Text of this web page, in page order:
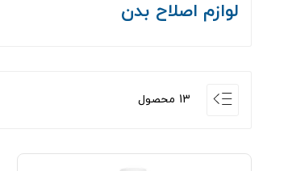
لوازم اصلاح بدن
13 محصول